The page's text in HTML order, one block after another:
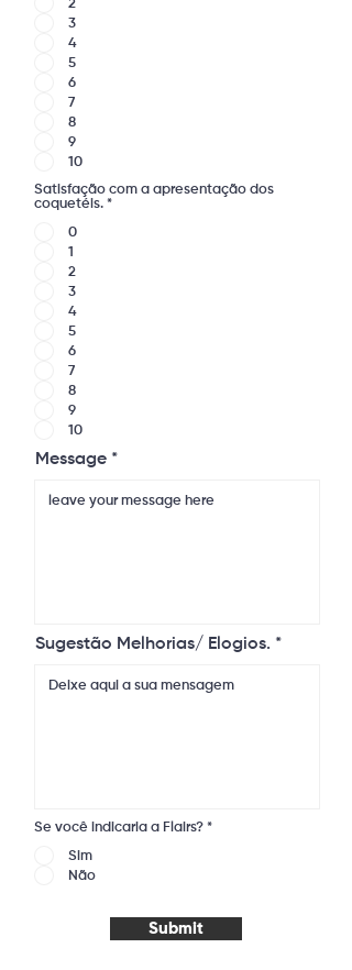
2
3
4
5
6
7
8
9
10
Satisfação com a apresentação dos
coquetéis. *
0
1
2
3
4
5
6
7
8
9
10
Message
Sugestão Melhorias/ Elogios.
Se você indicaria a Flairs? *
Sim
Não
Submit